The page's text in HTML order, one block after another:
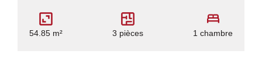
54.85 m² 3 pièces 1 chambre